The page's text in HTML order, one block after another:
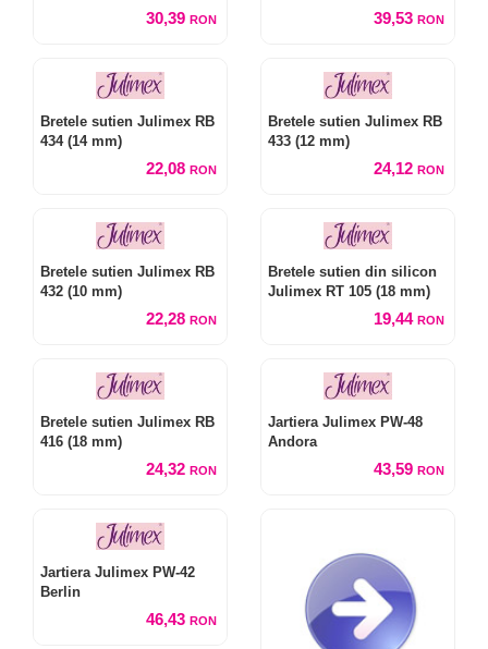
30,39 RON 39,53 RON
Bretele sutien Julimex RB
434 (14 mm)
22,08 RON
Bretele sutien Julimex RB
433 (12 mm)
24,12 RON
Bretele sutien Julimex RB
432 (10 mm)
22,28 RON
Bretele sutien din silicon
Julimex RT 105 (18 mm)
19,44 RON
Bretele sutien Julimex RB
416 (18 mm)
24,32 RON
Jartiera Julimex PW-48
Andora
43,59 RON
Jartiera Julimex PW-42
Berlin
46,43 RON